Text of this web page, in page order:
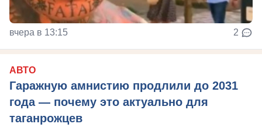
вчера в 13:15 2
АВТО
Гаражную амнистию продлили до 2031
года — почему это актуально для
таганрожцев